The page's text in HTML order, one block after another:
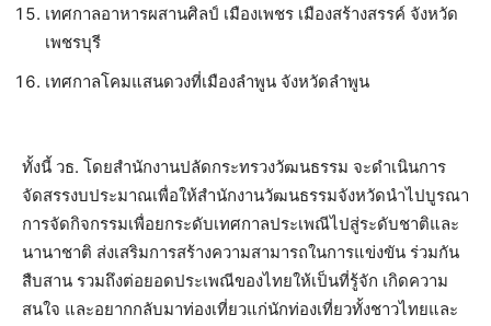
เทศกาลอาหารผสานศิลป์ เมืองเพชร เมืองสร้างสรรค์ จังหวัด
เพชรบุรี
เทศกาลโคมแสนดวงที่เมืองลำพูน จังหวัดลำพูน
ทั้งนี้ วธ. โดยสำนักงานปลัดกระทรวงวัฒนธรรม จะดำเนินการ
จัดสรรงบประมาณเพื่อให้สำนักงานวัฒนธรรมจังหวัดนำไปบูรณา
การจัดกิจกรรมเพื่อยกระดับเทศกาลประเพณีไปสู่ระดับชาติและ
นานาชาติ ส่งเสริมการสร้างความสามารถในการแข่งขัน ร่วมกัน
สืบสาน รวมถึงต่อยอดประเพณีของไทยให้เป็นที่รู้จัก เกิดความ
สนใจ และอยากกลับมาท่องเที่ยวแก่นักท่องเที่ยวทั้งชาวไทยและ